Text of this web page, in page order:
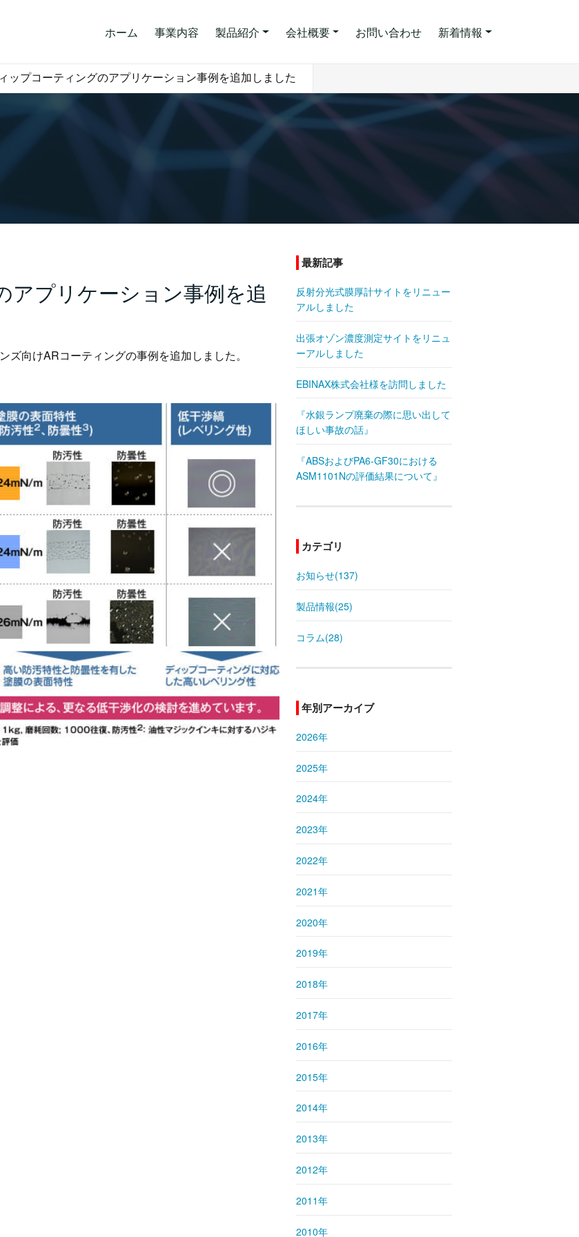
ホーム 事業内容 製品紹介 会社概要 お問い合わせ 新着情報
ップコーティングのアプリケーション事例を追加しました
アプリケーション事例を追
向けARコーティングの事例を追加しました。
最新記事
反射分光式膜厚計サイトをリニュー
アルしました
出張オゾン濃度測定サイトをリニュ
ーアルしました
EBINAX株式会社様を訪問しました
『水銀ランプ廃棄の際に思い出して
ほしい事故の話』
『ABSおよびPA6-GF30における
ASM1101Nの評価結果について』
カテゴリ
お知らせ(137)
製品情報(25)
コラム(28)
年別アーカイブ
2026年
2025年
2024年
2023年
2022年
2021年
2020年
2019年
2018年
2017年
2016年
2015年
2014年
2013年
2012年
2011年
2010年